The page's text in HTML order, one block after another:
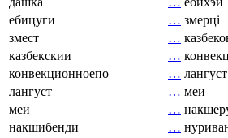
ебицуги
… змерці
змест
…
казбекскии
…
конвекционноепо
… лангуст
лангуст
… меи
меи
…
накшибенди
…